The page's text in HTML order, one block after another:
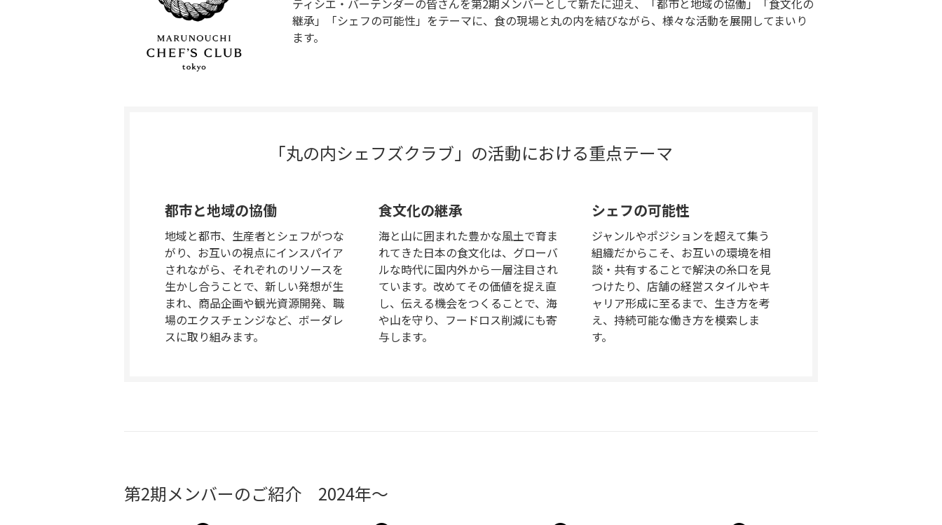
ティシエ・バーテンダーの皆さんを第2期メンバーとして新たに迎え、「都市と地域の協働」「食文化の
継承」「シェフの可能性」をテーマに、食の現場と丸の内を結びながら、様々な活動を展開してまいり
ます。
「丸の内シェフズクラブ」の活動における重点テーマ
都市と地域の協働
地域と都市、生産者とシェフがつな
がり、お互いの視点にインスパイア
されながら、それぞれのリソースを
生かし合うことで、新しい発想が生
まれ、商品企画や観光資源開発、職
場のエクスチェンジなど、ボーダレ
スに取り組みます。
食文化の継承
海と山に囲まれた豊かな風土で育ま
れてきた日本の食文化は、グローバ
ルな時代に国内外から一層注目され
ています。改めてその価値を捉え直
し、伝える機会をつくることで、海
や山を守り、フードロス削減にも寄
与します。
シェフの可能性
ジャンルやポジションを超えて集う
組織だからこそ、お互いの環境を相
談・共有することで解決の糸口を見
つけたり、店舗の経営スタイルやキ
ャリア形成に至るまで、生き方を考
え、持続可能な働き方を模索しま
す。
第2期メンバーのご紹介 2024年～